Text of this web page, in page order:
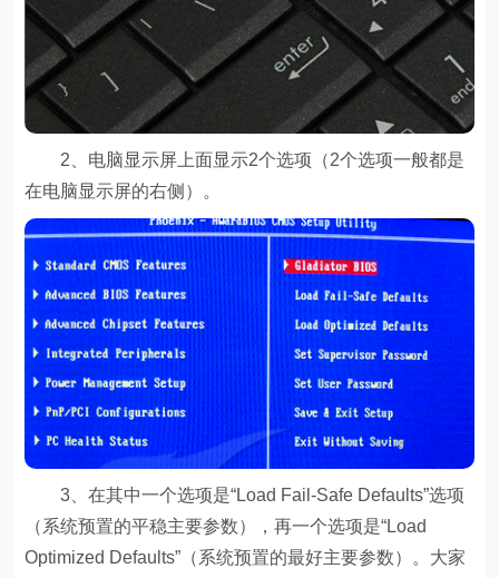
2、电脑显示屏上面显示2个选项（2个选项一般都是
在电脑显示屏的右侧）。
3、在其中一个选项是“Load Fail-Safe Defaults”选项
（系统预置的平稳主要参数），再一个选项是“Load
Optimized Defaults”（系统预置的最好主要参数）。大家